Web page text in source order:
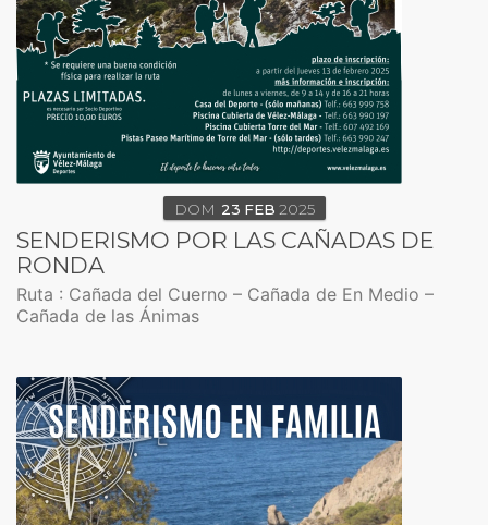
DOM 23 FEB 2025
SENDERISMO POR LAS CAÑADAS DE
RONDA
Ruta : Cañada del Cuerno – Cañada de En Medio –
Cañada de las Ánimas